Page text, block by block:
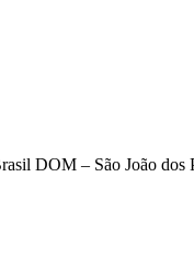
DOM – São João